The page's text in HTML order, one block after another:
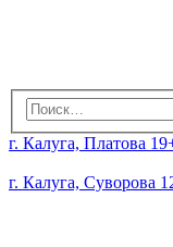
г. Калуга, Платова 19
г. Калуга, Суворова